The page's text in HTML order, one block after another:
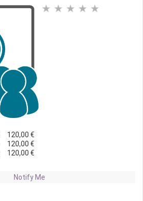
120,00 €
120,00 €
120,00 €
Notify Me